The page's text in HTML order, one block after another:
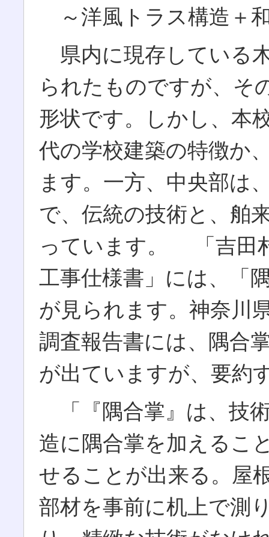
～洋風トラス構造＋
県内に現存している
られたものですが、そ
形状です。しかし、本
代の学校建築の特徴か
ます。一方、中央部は
で、伝統の技術と、舶
っています。 「吉田
工事仕様書」には、「
が見られます。神奈川
調査報告書には、隅合
が出ていますが、要約
「『隅合掌』は、技
造に隅合掌を加えるこ
せることが出来る。屋
部材を事前に机上で測